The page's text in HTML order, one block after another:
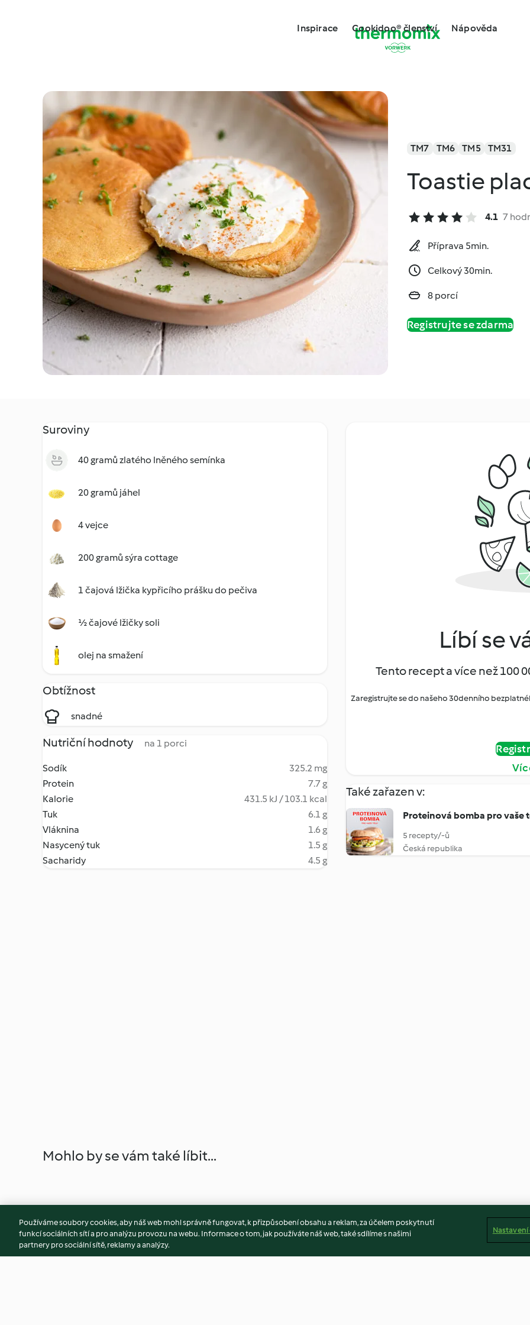
Inspirace Cookidoo® členství Nápověda
TM7 TM6 TM5 TM31
Toastie
4.1 7
Příprava 5min.
Celkový 30min.
8 porcí
Registrujte se zdarma
Suroviny
40 gramů zlatého lněného semínka
20 gramů jáhel
4 vejce
200 gramů sýra cottage
1 čajová lžička kypřicího prášku do pečiva
½ čajové lžičky soli
olej na smažení
Obtížnost
snadné
Nutriční hodnoty na 1 porci
Sodík
325.2 mg
Protein
7.7 g
Kalorie
431.5 kJ / 103.1 kcal
Tuk
6.1 g
Vláknina
1.6 g
Nasycený tuk
1.5 g
Sacharidy
4.5 g
Líbí se
Tento recept a více než 100
Zaregistrujte se do našeho 30denního
Také zařazen v:
Proteinová bomba pro vaše
5 recepty/-ů
Česká republika
Mohlo by se vám také líbit...
Používáme soubory cookies, aby náš web mohl správně fungovat, k přizpůsobení obsahu a reklam, za účelem poskytnutí
funkcí sociálních sítí a pro analýzu provozu na webu. Informace o tom, jak používáte náš web, také sdílíme s našimi
partnery pro sociální sítě, reklamy a analýzy.